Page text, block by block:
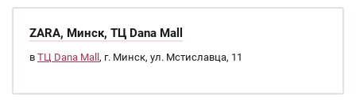
ZARA, Минск, ТЦ Dana Mall
в ТЦ Dana Mall , г. Минск, ул. Мстиславца, 11